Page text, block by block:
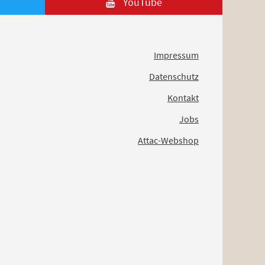
Impressum
Datenschutz
Kontakt
Jobs
Attac-Webshop